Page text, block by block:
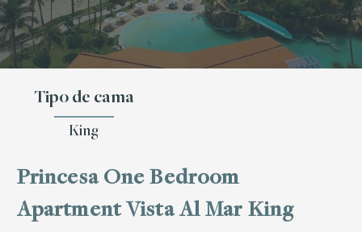
Tipo de cama
King
Princesa One Bedroom
Apartment Vista Al Mar King